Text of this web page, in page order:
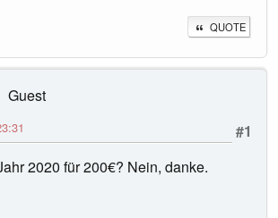
QUOTE
Guest
#1
2020 für 200€? Nein, danke.